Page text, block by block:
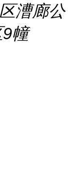
漕廊公
幢